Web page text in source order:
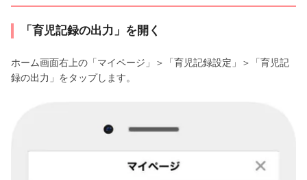
「育児記録の出力」を開く
ホーム画面右上の「マイページ」＞「育児記録設定」＞「育児記
録の出力」をタップします。